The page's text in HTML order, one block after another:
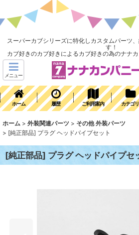
スーパーカブシリーズに特化しカスタムパーツ
す！
カブ好きのカブ好きによるカブ好きの為のナナ
メニュー
ホーム 履歴 ご利用案内 カテゴリ
ホーム > 外装関連パーツ > その他 外装パーツ
> [純正部品] プラグ ヘッドパイプセット
[純正部品] プラグ ヘッドパイプセ